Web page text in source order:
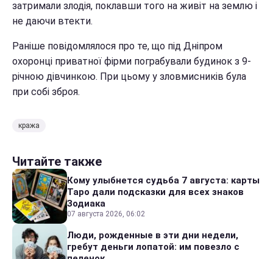
затримали злодія, поклавши того на живіт на землю і
не даючи втекти.
Раніше повідомлялося про те, що під Дніпром
охоронці приватної фірми пограбували будинок з 9-
річною дівчинкою. При цьому у зловмисників була
при собі зброя.
кража
Читайте также
Кому улыбнется судьба 7 августа: карты
Таро дали подсказки для всех знаков
Зодиака
07 августа 2026, 06:02
Люди, рожденные в эти дни недели,
гребут деньги лопатой: им повезло с